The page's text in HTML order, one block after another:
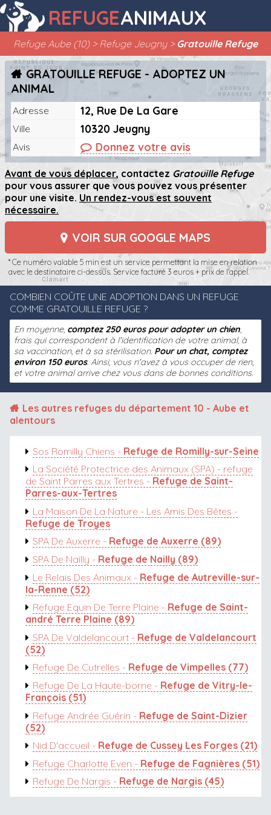
REFUGEANIMAUX
Refuge Aube (10) Refuge Jeugny Gratouille Refuge
GRATOUILLE REFUGE - ADOPTEZ UN
ANIMAL
Adresse 12, Rue De La Gare
Ville 10320 Jeugny
Avis Donnez votre avis
Avant de vous déplacer, contactez Gratouille Refuge
pour vous assurer que vous pouvez vous présenter
pour une visite. Un rendez-vous est souvent
nécessaire.
VOIR SUR GOOGLE MAPS
* Ce numéro valable 5 min est un service permettant la mise en relation
avec le destinataire ci-dessus. Service facturé 3 euros + prix de l'appel.
COMBIEN COÛTE UNE ADOPTION DANS UN REFUGE
COMME GRATOUILLE REFUGE ?
En moyenne, comptez 250 euros pour adopter un chien,
frais qui correspondent à l'identification de votre animal, à
sa vaccination, et à sa stérilisation. Pour un chat, comptez
environ 150 euros. Ainsi, vous n'avez à vous occuper de rien,
et votre animal arrive chez vous dans de bonnes conditions.
Les autres refuges du département 10 - Aube et
alentours
Sos Romilly Chiens - Refuge de Romilly-sur-Seine
La Société Protectrice des Animaux (SPA) - refuge
de Saint Parres aux Tertres - Refuge de Saint-
Parres-aux-Tertres
La Maison De La Nature - Les Amis Des Bêtes -
Refuge de Troyes
SPA De Auxerre - Refuge de Auxerre (89)
SPA De Nailly - Refuge de Nailly (89)
Le Relais Des Animaux - Refuge de Autreville-sur-
la-Renne (52)
Refuge Equin De Terre Plaine - Refuge de Saint-
andré Terre Plaine (89)
SPA De Valdelancourt - Refuge de Valdelancourt
(52)
Refuge De Cutrelles - Refuge de Vimpelles (77)
Refuge De La Haute-borne - Refuge de Vitry-le-
François (51)
Refuge Andrée Guérin - Refuge de Saint-Dizier
(52)
Nid D'accueil - Refuge de Cussey Les Forges (21)
Refuge Charlotte Even - Refuge de Fagnières (51)
Refuge De Nargis - Refuge de Nargis (45)